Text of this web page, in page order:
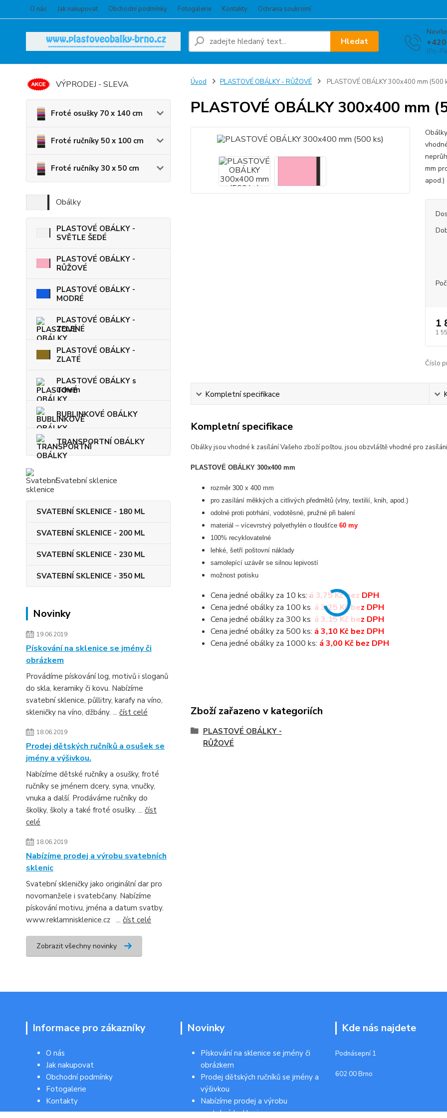
O nás Jak nakupovat Obchodní podmínky Fotogalerie Kontakty Ochrana soukromí
Hledat
(Po-
VÝPRODEJ - SLEVA
Froté osušky 70 x 140 cm
Froté ručníky 50 x 100 cm
Froté ručníky 30 x 50 cm
Obálky
PLASTOVÉ OBÁLKY -
SVĚTLE ŠEDÉ
PLASTOVÉ OBÁLKY -
RŮŽOVÉ
PLASTOVÉ OBÁLKY -
MODRÉ
PLASTOVÉ OBÁLKY -
ZELENÉ
PLASTOVÉ OBÁLKY -
ZLATÉ
PLASTOVÉ OBÁLKY s
uchem
BUBLINKOVÉ OBÁLKY
TRANSPORTNÍ OBÁLKY
Svatební sklenice
SVATEBNÍ SKLENICE - 180 ML
SVATEBNÍ SKLENICE - 200 ML
SVATEBNÍ SKLENICE - 230 ML
SVATEBNÍ SKLENICE - 350 ML
Novinky
19.06.2019
Pískování na sklenice se jmény či
obrázkem
Provádíme pískování log, motivů i sloganů
do skla, keramiky či kovu. Nabízíme
svatební sklenice, půllitry, karafy na víno,
skleničky na víno, džbány. ... číst celé
18.06.2019
Prodej dětských ručníků a osušek se
jmény a výšivkou.
Nabízíme dětské ručníky a osušky, froté
ručníky se jménem dcery, syna, vnučky,
vnuka a další. Prodáváme ručníky do
školky, školy a také froté osušky. ... číst
celé
18.06.2019
Nabízíme prodej a výrobu svatebních
sklenic
Svatební skleničky jako originální dar pro
novomanžele i svatebčany. Nabízíme
pískování motivu, jména a datum svatby.
www.reklamnisklenice.cz ... číst celé
Zobrazit všechny novinky
Úvod PLASTOVÉ OBÁLKY - RŮŽOVÉ PLASTOVÉ OBÁLKY 300x400 mm (500
PLASTOVÉ OBÁLKY 300x400 mm
mm
1
1
Číslo
Kompletní specifikace
Kompletní specifikace
Obálky jsou vhodné k zasílání Vašeho zboží poštou, jsou obzvláště vhodné pro
PLASTOVÉ OBÁLKY 300x400 mm
rozměr 300 x 400 mm
pro zasílání měkkých a citlivých předmětů (vlny, textilií, knih, apod.)
odolné proti potrhání, vodotěsné, pružné při balení
materiál – vícevrstvý polyethylén o tloušťce 60 my
100% recyklovatelné
lehké, šetří poštovní náklady
samolepící uzávěr se silnou lepivostí
možnost potisku
Cena jedné obálky za 10 ks: á 3,75 Kč bez DPH
Cena jedné obálky za 100 ks: á 3,25 Kč bez DPH
Cena jedné obálky za 300 ks: á 3,15 Kč bez DPH
Cena jedné obálky za 500 ks: á 3,10 Kč bez DPH
Cena jedné obálky za 1000 ks: á 3,00 Kč bez DPH
Zboží zařazeno v kategoriích
PLASTOVÉ OBÁLKY -
RŮŽOVÉ
Informace pro zákazníky
O nás
Jak nakupovat
Obchodní podmínky
Fotogalerie
Kontakty
Novinky
Pískování na sklenice se jmény či
obrázkem
Prodej dětských ručníků se jmény a
výšivkou
Nabízíme prodej a výrobu
svatebních sklenic
Kde nás najdete
Podnásepní 1
602 00 Brno